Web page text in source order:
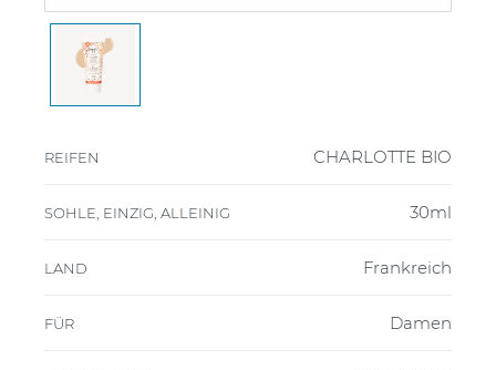
REIFEN CHARLOTTE BIO
SOHLE, EINZIG, ALLEINIG 30ml
LAND Frankreich
FÜR Damen